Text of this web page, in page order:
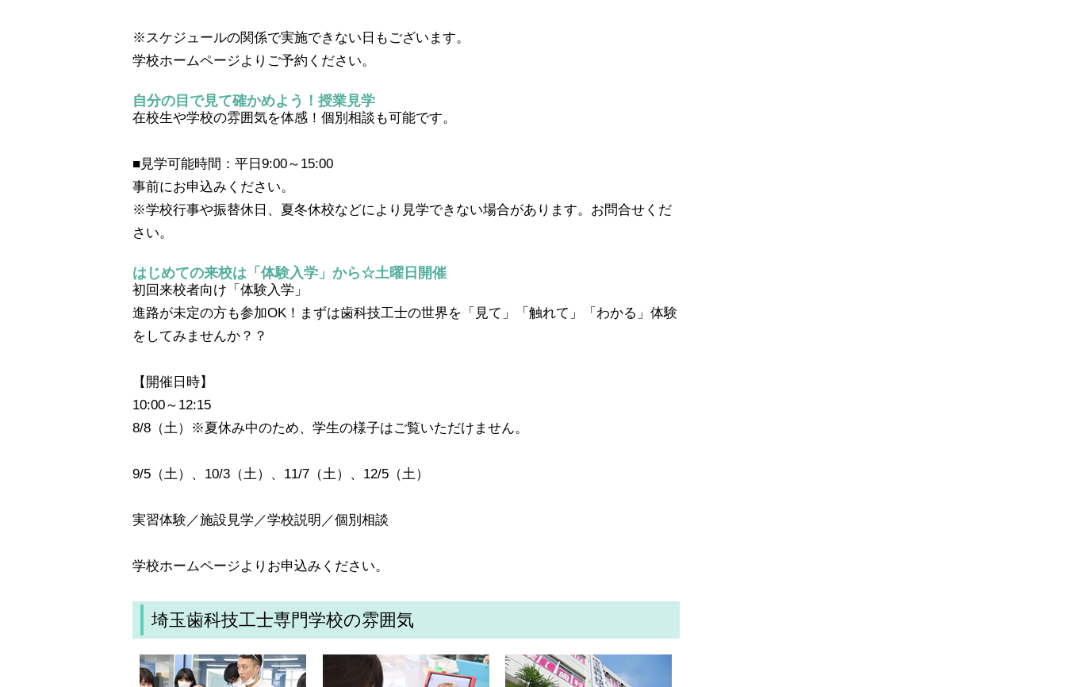
※スケジュールの関係で実施できない日もございます。
学校ホームページよりご予約ください。
自分の目で見て確かめよう！授業見学
在校生や学校の雰囲気を体感！個別相談も可能です。
■見学可能時間：平日9:00～15:00
事前にお申込みください。
※学校行事や振替休日、夏冬休校などにより見学できない場合があります。お問合せくだ
さい。
はじめての来校は「体験入学」から☆土曜日開催
初回来校者向け「体験入学」
進路が未定の方も参加OK！まずは歯科技工士の世界を「見て」「触れて」「わかる」体験
をしてみませんか？？
【開催日時】
10:00～12:15
8/8（土）※夏休み中のため、学生の様子はご覧いただけません。
9/5（土）、10/3（土）、11/7（土）、12/5（土）
実習体験／施設見学／学校説明／個別相談
学校ホームページよりお申込みください。
埼玉歯科技工士専門学校の雰囲気